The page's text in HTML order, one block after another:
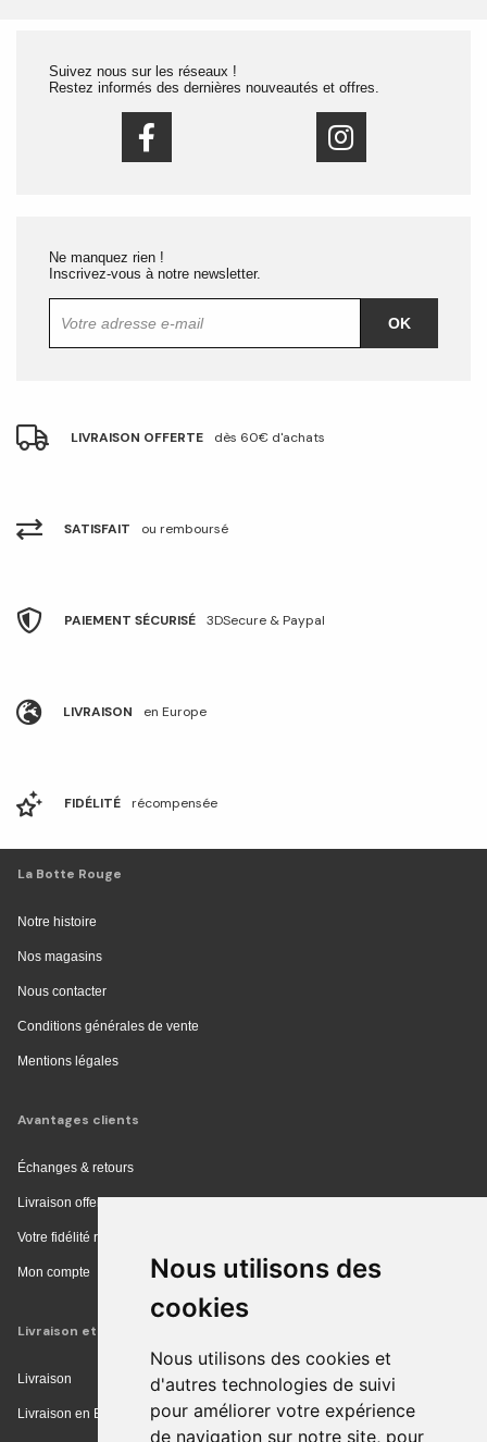
Nous utilisons des
cookies
Nous utilisons des cookies et
d'autres technologies de suivi
pour améliorer votre expérience
de navigation sur notre site, pour
Suivez nous sur les réseaux !
Restez informés des dernières nouveautés et offres.
Ne manquez rien !
Inscrivez-vous à notre newsletter.
OK
LIVRAISON OFFERTE dès 60€ d'achats
SATISFAIT ou remboursé
PAIEMENT SÉCURISÉ 3DSecure & Paypal
LIVRAISON en Europe
FIDÉLITÉ récompensée
La Botte Rouge
Notre histoire
Nos magasins
Nous contacter
Conditions générales de vente
Mentions légales
Avantages clients
Échanges & retours
Livraison offerte en magasin
Votre fidélité récompensée
Mon compte
Livraison et achat
Livraison
Livraison en Europe